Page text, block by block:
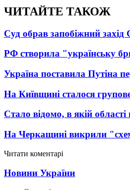
ЧИТАЙТЕ ТАКОЖ
Суд обрав запобіжний захід
РФ створила "українську
Україна поставила Путіна
На Київщині сталося
Стало відомо, в якій
На Черкащині викрили
Читати коментарі
Новини України